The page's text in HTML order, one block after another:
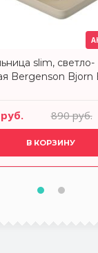
slim, светло-
Bergenson Bjorn
890 руб.
В КОРЗИНУ